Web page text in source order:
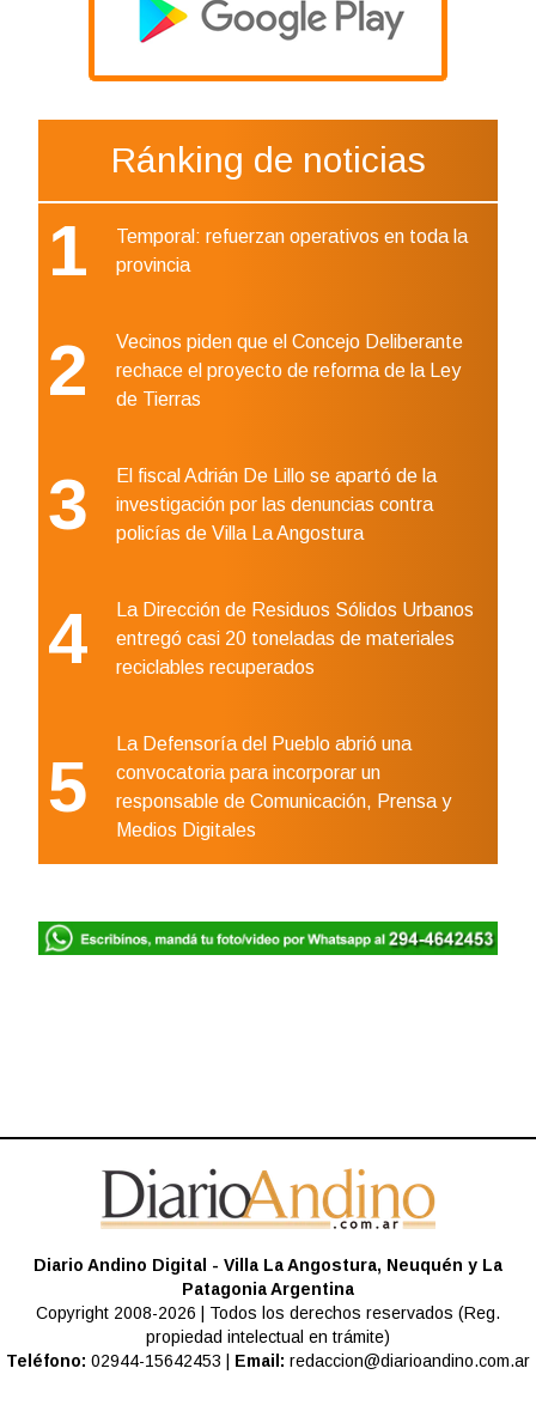
Ránking de noticias
1
Temporal: refuerzan operativos en toda la
provincia
2
Vecinos piden que el Concejo Deliberante
rechace el proyecto de reforma de la Ley
de Tierras
3
El fiscal Adrián De Lillo se apartó de la
investigación por las denuncias contra
policías de Villa La Angostura
4
La Dirección de Residuos Sólidos Urbanos
entregó casi 20 toneladas de materiales
reciclables recuperados
5
La Defensoría del Pueblo abrió una
convocatoria para incorporar un
responsable de Comunicación, Prensa y
Medios Digitales
Diario Andino Digital - Villa La Angostura, Neuquén y La
Patagonia Argentina
Copyright 2008-2026 | Todos los derechos reservados (Reg.
propiedad intelectual en trámite)
Teléfono: 02944-15642453 | Email: redaccion@diarioandino.com.ar